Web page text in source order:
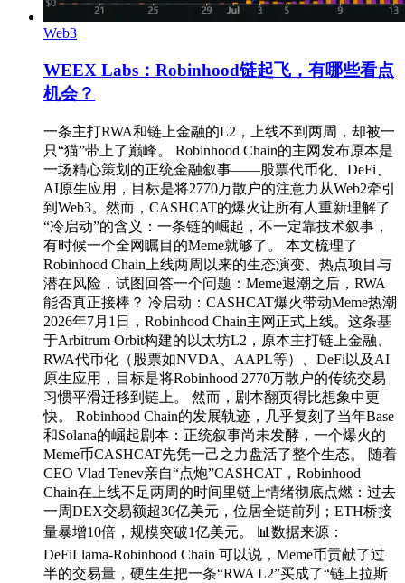
Web3
WEEX Labs：Robinhood链起飞，有哪些看点
机会？
一条主打RWA和链上金融的L2，上线不到两周，却被一
只“猫”带上了巅峰。 Robinhood Chain的主网发布原本是
一场精心策划的正统金融叙事——股票代币化、DeFi、
AI原生应用，目标是将2770万散户的注意力从Web2牵引
到Web3。然而，CASHCAT的爆火让所有人重新理解了
“冷启动”的含义：一条链的崛起，不一定靠技术叙事，
有时候一个全网瞩目的Meme就够了。 本文梳理了
Robinhood Chain上线两周以来的生态演变、热点项目与
潜在风险，试图回答一个问题：Meme退潮之后，RWA
能否真正接棒？ 冷启动：CASHCAT爆火带动Meme热潮
2026年7月1日，Robinhood Chain主网正式上线。这条基
于Arbitrum Orbit构建的以太坊L2，原本主打链上金融、
RWA代币化（股票如NVDA、AAPL等）、DeFi以及AI
原生应用，目标是将Robinhood 2770万散户的传统交易
习惯平滑迁移到链上。 然而，剧本翻页得比想象中更
快。 Robinhood Chain的发展轨迹，几乎复刻了当年Base
和Solana的崛起剧本：正统叙事尚未发酵，一个爆火的
Meme币CASHCAT先凭一己之力盘活了整个生态。 随着
CEO Vlad Tenev亲自“点炮”CASHCAT，Robinhood
Chain在上线不足两周的时间里链上情绪彻底点燃：过去
一周DEX交易额超30亿美元，位居全链前列；ETH桥接
量暴增10倍，规模突破1亿美元。 📊数据来源：
DeFiLlama-Robinhood Chain 可以说，Meme币贡献了过
半的交易量，硬生生把一条“RWA L2”买成了“链上拉斯